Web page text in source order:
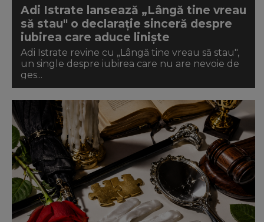
Adi Istrate lansează „Lângă tine vreau
să stau" o declarație sinceră despre
iubirea care aduce liniște
Adi Istrate revine cu „Lângă tine vreau să stau",
un single despre iubirea care nu are nevoie de
ges...